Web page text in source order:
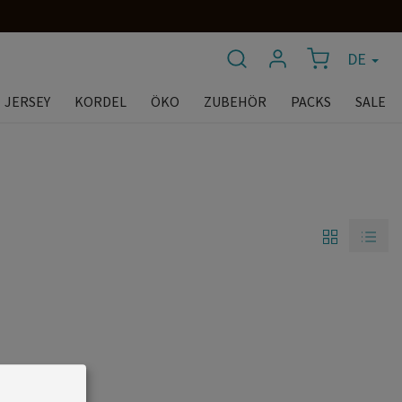
DE
JERSEY KORDEL ÖKO ZUBEHÖR PACKS SALE